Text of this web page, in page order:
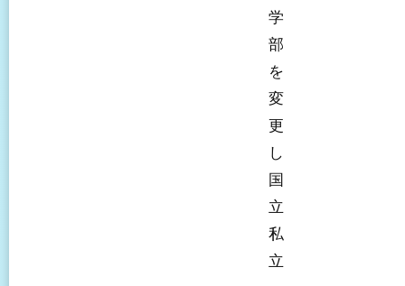
学
部
を
変
更
し
国
立
私
立